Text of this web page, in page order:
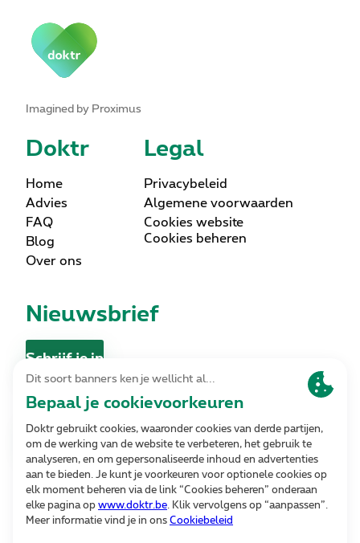
Imagined by Proximus
Doktr
Home
Advies
FAQ
Blog
Over ons
Legal
Privacybeleid
Algemene voorwaarden
Cookies website
Cookies beheren
Nieuwsbrief
Schrijf je in
Contact
Contacteer ons
Volg ons